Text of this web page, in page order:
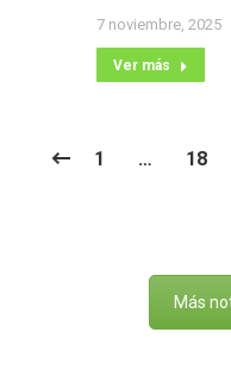
7 noviembre, 2025
Ver más
1 … 18
Más